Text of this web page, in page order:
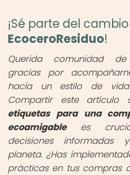
¡Sé parte del
EcoceroResiduo!
Querida comunidad
gracias por
hacia un estilo de vida
Compartir este artículo
etiquetas para una
ecoamigablees
decisiones informadas
planeta. ¿Has
prácticas en tus compras